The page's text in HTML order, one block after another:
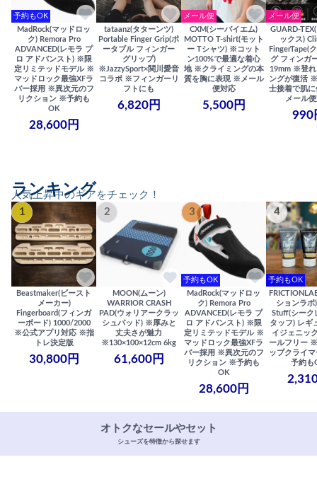
予約もOK
MadRock(マッドロッ
ク) Remora Pro
ADVANCED(レモラ プ
ロ アドバンスト) ※限
定リミテッドモデル ※
マッドロック最強XFラ
バー採用 ※異次元のフ
リクション ※予約も
OK
28,600円
tataanz(タターンツ)
Portable Finger Grip(ポ
ータブル フィンガー
グリップ)
※JazzySport×関川愛音
コラボ ※フィンガーリ
フトにも
6,820円
メール便
CXM(シーバイエム)
MOTTO T-shirt(モット
ー Tシャツ) ※コット
ン100%で最適な着心
地 ※クライミングの本
質を胸に表現 ※メール
便対応
5,500円
メール便
GUARD-
ックス)
FingerTape(
グ フィンガ
19mm ※登れ
ングが復活
士接着で肌
メール
990
人気上昇中のギアをチェック！
ランキング
1
Beastmaker(ビースト
メーカー)
Fingerboard(フィンガ
ーボード) 1000/2000
※公式アプリ対応 ※指
トレ決定版
30,800円
2
MOON(ムーン)
WARRIOR CRASH
PAD(ウォリアークラッ
シュパッド) ※厚みと
丈夫さが魅力
※130×100×12cm 6kg
61,600円
3
予約もOK
MadRock(マッドロッ
ク) Remora Pro
ADVANCED(レモラ プ
ロ アドバンスト) ※限
定リミテッドモデル ※
マッドロック最強XFラ
バー採用 ※異次元のフ
リクション ※予約も
OK
28,600円
4
予約もOK
ションラボ
Stuff(シーク
タッフ) レギ
イジェニッ
ールフリー
ップクライ
予約も
オトクなセールやセット
シューズを特徴から探せます